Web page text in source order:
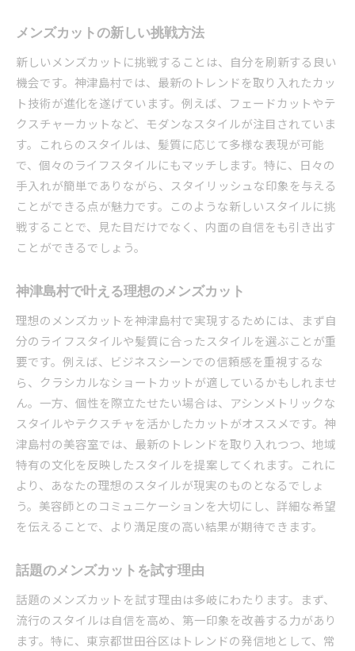
メンズカットの新しい挑戦方法
新しいメンズカットに挑戦することは、自分を刷新する良い
機会です。神津島村では、最新のトレンドを取り入れたカッ
ト技術が進化を遂げています。例えば、フェードカットやテ
クスチャーカットなど、モダンなスタイルが注目されていま
す。これらのスタイルは、髪質に応じて多様な表現が可能
で、個々のライフスタイルにもマッチします。特に、日々の
手入れが簡単でありながら、スタイリッシュな印象を与える
ことができる点が魅力です。このような新しいスタイルに挑
戦することで、見た目だけでなく、内面の自信をも引き出す
ことができるでしょう。
神津島村で叶える理想のメンズカット
理想のメンズカットを神津島村で実現するためには、まず自
分のライフスタイルや髪質に合ったスタイルを選ぶことが重
要です。例えば、ビジネスシーンでの信頼感を重視するな
ら、クラシカルなショートカットが適しているかもしれませ
ん。一方、個性を際立たせたい場合は、アシンメトリックな
スタイルやテクスチャを活かしたカットがオススメです。神
津島村の美容室では、最新のトレンドを取り入れつつ、地域
特有の文化を反映したスタイルを提案してくれます。これに
より、あなたの理想のスタイルが現実のものとなるでしょ
う。美容師とのコミュニケーションを大切にし、詳細な希望
を伝えることで、より満足度の高い結果が期待できます。
話題のメンズカットを試す理由
話題のメンズカットを試す理由は多岐にわたります。まず、
流行のスタイルは自信を高め、第一印象を改善する力があり
ます。特に、東京都世田谷区はトレンドの発信地として、常